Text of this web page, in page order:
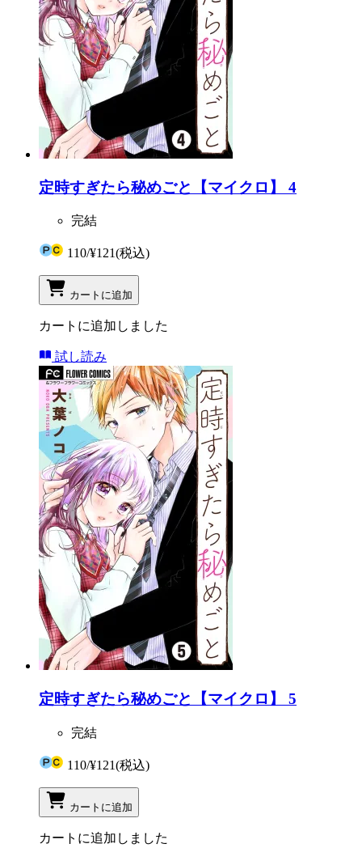
定時すぎたら秘めごと【マイクロ】 4
完結
110/¥121(税込)
カートに追加
カートに追加しました
試し読み
定時すぎたら秘めごと【マイクロ】 5
完結
110/¥121(税込)
カートに追加
カートに追加しました